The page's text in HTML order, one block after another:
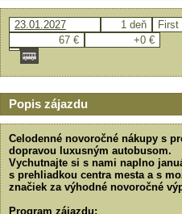
23.01.2027 1 deň
First
67 €
+0 €
Popis zájazdu
Celodenné novoročné nákupy s
dopravou luxusným autobusom.
Vychutnajte si s nami naplno
s prehliadkou centra mesta a s
značiek za výhodné novoročné
Program zájazdu: